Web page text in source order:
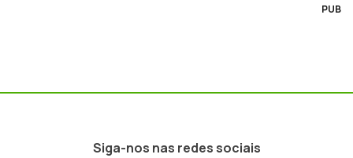
PUB
Siga-nos nas redes sociais